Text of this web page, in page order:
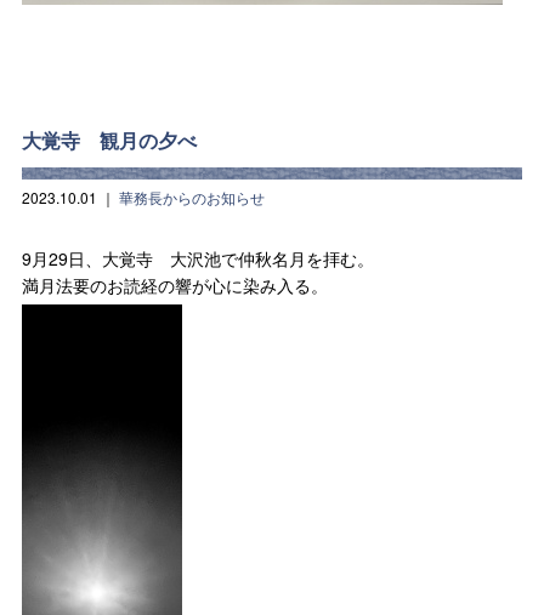
大覚寺 観月の夕べ
2023.10.01 ｜ 華務長からのお知らせ
9月29日、大覚寺 大沢池で仲秋名月を拝む。
満月法要のお読経の響が心に染み入る。